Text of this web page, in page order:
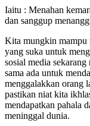
Iaitu : Menahan
dan sanggup
Kita mungkin mampu
yang suka untuk
sosial media
sama ada untuk
menggalakkan orang
pastikan niat kita
mendapatkan pahala
meninggal dunia.